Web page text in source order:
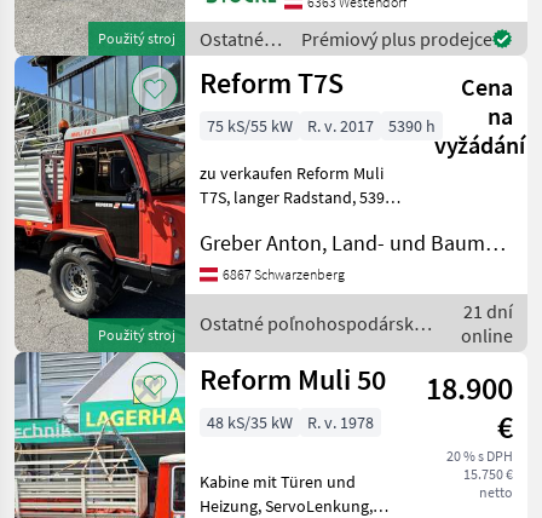
Použitý stroj
Gelände eignet. Dieses
Modell ist mi
Ostatné
poľnohospodárske
silové
Reform
Prémiový plus prodejce
Použitý stroj
Reform T7S
Cena
na
vyžádání
75 kS/55 kW R. v. 2017 5390 h
zu verkaufen Reform Muli
T7S, langer Radstand, 5390
Zwillingsbereifung hinten,
Servicegepflegt, Maschine
ist in einem guten Zustand,
Ladewagen mit V
Greber Anton, Land- und Baumaschinentechnik
6867 Schwarzenberg
Ostatné poľnohospodárske
silové stroje / Reform
21 dní
online
Reform Muli 50
18.900
€
20 % s DPH
15.750 €
netto
48 kS/35 kW R. v. 1978
Kabine mit Türen und
Heizung, ServoLenkung,